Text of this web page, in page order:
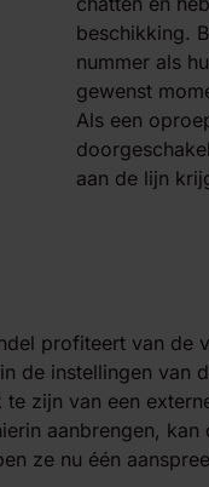
beschikking.
nummer als
gewenst
Als een
aan de lijn
profiteert van de
de instellingen van
zijn van een
aanbrengen,
ze nu één